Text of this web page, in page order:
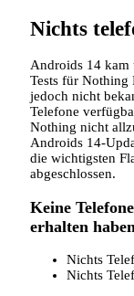
Nichts
Androids 14 kam
Tests für Nothing
jedoch nicht
Telefone
Nothing nicht
Androids 14-
die wichtigsten
abgeschlossen.
Keine
erhalten
Nichts
Nichts